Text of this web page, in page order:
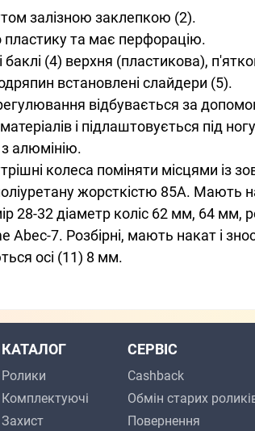
залізною заклепкою (2).
пластику та має перфорацію.
(4) верхня (пластикова),
встановлені слайдери (5).
відбувається за
і підлаштовується під
алюмінію.
колеса поміняти місцями із
жорсткістю 85А.
28-32 діаметр коліс 62 мм, 64 мм,
7. Розбірні, мають накат і
осі (11) 8 мм.
КАТАЛОГ
Ролики
Комплектуючі
Захист
СЕРВІС
Cashback
Обмін старих
Повернення